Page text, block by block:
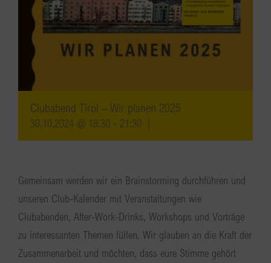
Clubabend Tirol – Wir planen 2025
30.10.2024 @ 18:30 - 21:30
Gemeinsam werden wir ein Brainstorming durchführen und
unseren Club-Kalender mit Veranstaltungen wie
Clubabenden, After-Work-Drinks, Workshops und Vorträge
zu interessanten Themen füllen. Wir glauben an die Kraft der
Zusammenarbeit und möchten, dass eure Stimme gehört